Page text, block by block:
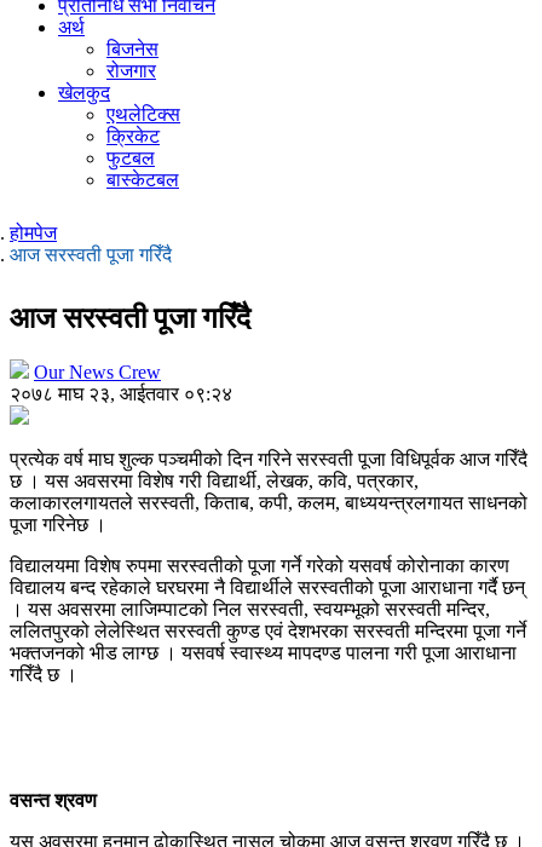
प्रतिनिधि सभा निर्वाचन
अर्थ
बिजनेस
रोजगार
खेलकुद
एथलेटिक्स
क्रिकेट
फुटबल
बास्केटबल
होमपेज
आज सरस्वती पूजा गरिँदै
आज सरस्वती पूजा गरिँदै
Our News Crew
२०७८ माघ २३, आईतवार ०९:२४
प्रत्येक वर्ष माघ शुल्क पञ्चमीको दिन गरिने सरस्वती पूजा विधिपूर्वक आज गरिँदै
छ । यस अवसरमा विशेष गरी विद्यार्थी, लेखक, कवि, पत्रकार,
कलाकारलगायतले सरस्वती, किताब, कपी, कलम, बाध्ययन्त्रलगायत साधनको
पूजा गरिनेछ ।
विद्यालयमा विशेष रुपमा सरस्वतीको पूजा गर्ने गरेको यसवर्ष कोरोनाका कारण
विद्यालय बन्द रहेकाले घरघरमा नै विद्यार्थीले सरस्वतीको पूजा आराधाना गर्दै छन्
। यस अवसरमा लाजिम्पाटको निल सरस्वती, स्वयम्भूको सरस्वती मन्दिर,
ललितपुरको लेलेस्थित सरस्वती कुण्ड एवं देशभरका सरस्वती मन्दिरमा पूजा गर्ने
भक्तजनको भीड लाग्छ । यसवर्ष स्वास्थ्य मापदण्ड पालना गरी पूजा आराधाना
गरिँदै छ ।
वसन्त श्रवण
यस अवसरमा हुनुमान ढोकास्थित नासल चोकमा आज वसन्त श्रवण गरिँदै छ ।